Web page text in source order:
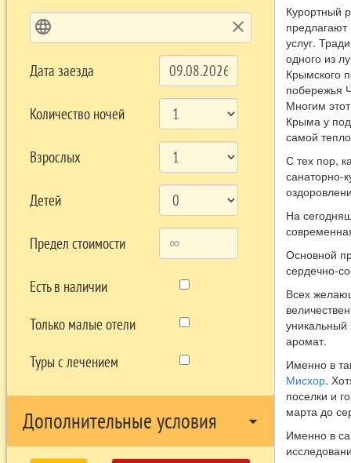
language clear
Дата заезда
Количество ночей
Взрослых
Детей
Предел стоимости
Есть в наличии
Только малые отели
Туры с лечением
Дополнительные условия arrow_drop_down
Курортный
услуг.
одного из
Крымского
побережья
Многим
Крыма у
самой
С тех пор,
санаторно-
На
Основной
сердечно-
Всех
уникальный
аромат.
Именно в
Мисхор.
поселки и
марта до
Именно в